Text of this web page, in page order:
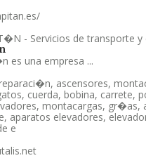
- Servicios de transporte y
es una empresa ...
ascensores,
cuerda, bobina, carrete,
montacargas, gr�as,
aparatos elevadores,
e